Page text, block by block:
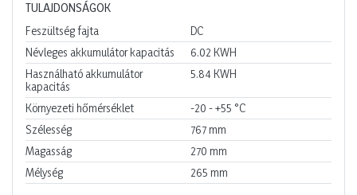
TULAJDONSÁGOK
Feszültség fajta
DC
Névleges akkumulátor kapacitás
6.02 KWH
Használható akkumulátor
kapacitás
5.84 KWH
Környezeti hőmérséklet -20 - +55 °C
Szélesség
767 mm
Magasság
270 mm
Mélység
265 mm